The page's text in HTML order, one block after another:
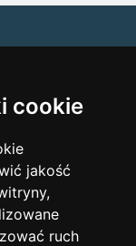
cookie
jakość
ruch